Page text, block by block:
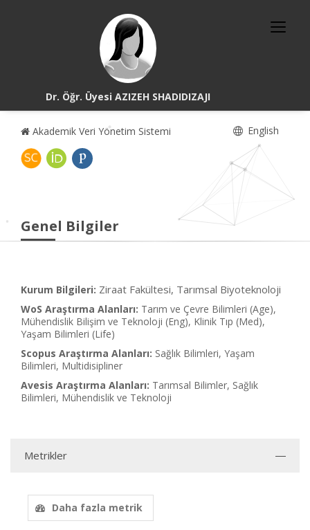
Dr. Öğr. Üyesi AZIZEH SHADIDIZAJI
Akademik Veri Yönetim Sistemi English
Genel Bilgiler
Kurum Bilgileri: Ziraat Fakültesi, Tarımsal Biyoteknoloji
WoS Araştırma Alanları: Tarım ve Çevre Bilimleri (Age),
Mühendislik Bilişim ve Teknoloji (Eng), Klinik Tıp (Med),
Yaşam Bilimleri (Life)
Scopus Araştırma Alanları: Sağlık Bilimleri, Yaşam
Bilimleri, Multidisipliner
Avesis Araştırma Alanları: Tarımsal Bilimler, Sağlık
Bilimleri, Mühendislik ve Teknoloji
Metrikler
Daha fazla metrik